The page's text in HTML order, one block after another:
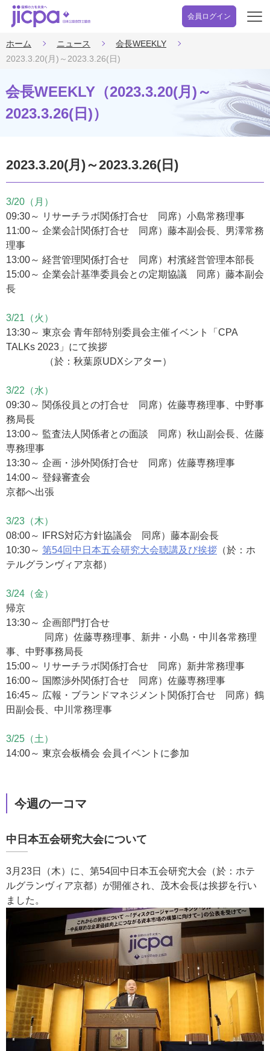
会員ログイン
開
ホーム ニュース
会長WEEKLY
2023.3.20(月)～2023.3.26(日)
会長WEEKLY（2023.3.20(月)～
2023.3.26(日)）
2023.3.20(月)～2023.3.26(日)
3/20（月）
09:30～ リサーチラボ関係打合せ 同席）小島常務理事
11:00～ 企業会計関係打合せ 同席）藤本副会長、男澤常務
理事
13:00～ 経営管理関係打合せ 同席）村濱経営管理本部長
15:00～ 企業会計基準委員会との定期協議 同席）藤本副会
長
3/21（火）
13:30～ 東京会 青年部特別委員会主催イベント「CPA
TALKs 2023」にて挨拶
（於：秋葉原UDXシアター）
3/22（水）
09:30～ 関係役員との打合せ 同席）佐藤専務理事、中野事
務局長
13:00～ 監査法人関係者との面談 同席）秋山副会長、佐藤
専務理事
13:30～ 企画・渉外関係打合せ 同席）佐藤専務理事
14:00～ 登録審査会
京都へ出張
3/23（木）
08:00～ IFRS対応方針協議会 同席）藤本副会長
10:30～ 第54回中日本五会研究大会聴講及び挨拶 （於：ホ
テルグランヴィア京都）
3/24（金）
帰京
13:30～ 企画部門打合せ
同席）佐藤専務理事、新井・小島・中川各常務理
事、中野事務局長
15:00～ リサーチラボ関係打合せ 同席）新井常務理事
16:00～ 国際渉外関係打合せ 同席）佐藤専務理事
16:45～ 広報・ブランドマネジメント関係打合せ 同席）鶴
田副会長、中川常務理事
3/25（土）
14:00～ 東京会板橋会 会員イベントに参加
今週の一コマ
中日本五会研究大会について
3月23日（木）に、第54回中日本五会研究大会（於：ホテ
ルグランヴィア京都）が開催され、茂木会長は挨拶を行い
ました。